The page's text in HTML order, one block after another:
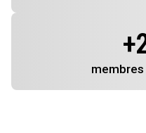
+
membres